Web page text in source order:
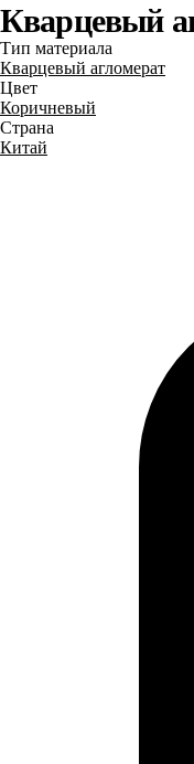
Кварцевый
Тип материала
Кварцевый агломерат
Цвет
Коричневый
Страна
Китай